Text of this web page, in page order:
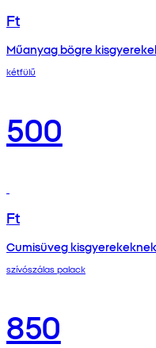
Ft
Műanyag bögre
kétfülű
500
Ft
Cumisüveg kisgyerekeknek
szívószálas palack
850